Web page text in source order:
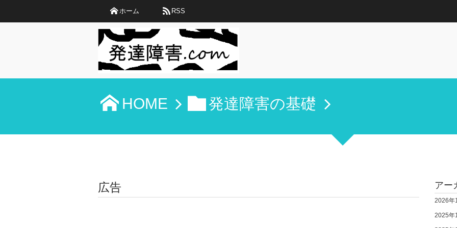
ホーム RSS
HOME 発達障害の基礎
広告 アー
2026年
2025年